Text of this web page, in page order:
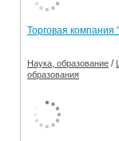
Торговая компания
Наука, образование /
образования